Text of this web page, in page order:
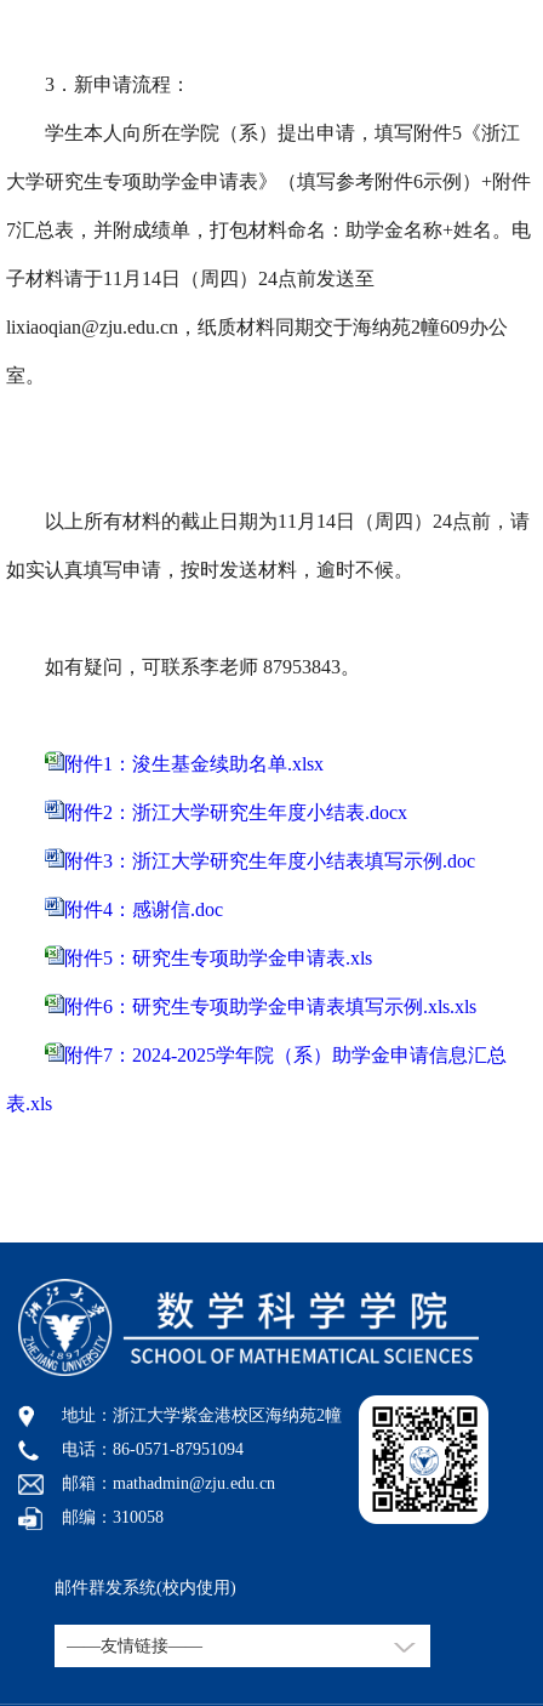
3 ．新申请流程：
学生本人向所在学院（系）提出申请，填写附件5 《浙江
大学研究生专项助学金申请表》（填写参考附件6示例） +附件
7汇总表，并附成绩单，打包材料命名：助学金名称+姓名。电
子材料请于11 月 14日（周四） 24点前发送至
lixiaoqian@zju.edu.cn ， 纸质材料同期交于海纳苑2幢609办公
室。
以上所有材料的截止日期为11 月 14日（周四） 24点前，请
如实认真填写申请，按时发送材料，逾时不候。
如有疑问，可联系李老师 87953843。
附件1：浚生基金续助名单.xlsx
附件2：浙江大学研究生年度小结表.docx
附件3：浙江大学研究生年度小结表填写示例.doc
附件4：感谢信.doc
附件5：研究生专项助学金申请表.xls
附件6：研究生专项助学金申请表填写示例.xls.xls
附件7：2024-2025学年院（系）助学金申请信息汇总
表.xls
地址：浙江大学紫金港校区海纳苑2幢
电话：86-0571-87951094
邮箱：mathadmin@zju.edu.cn
邮编：310058
邮件群发系统(校内使用)